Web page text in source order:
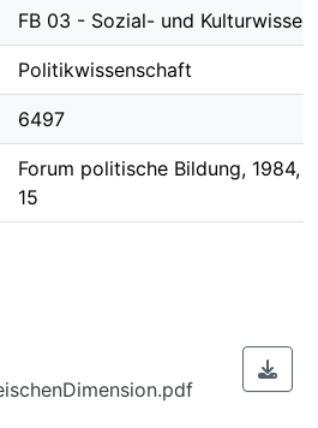
FB 03 - Sozial- und
Politikwissenschaft
6497
Forum politische Bildung, 1984,
15